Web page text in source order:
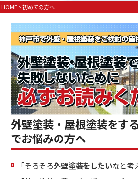
HOME>初めての方へ
外壁塗装・屋根塗装をす
でお悩みの方へ
「そろそろ外壁塗装をしたいなと考